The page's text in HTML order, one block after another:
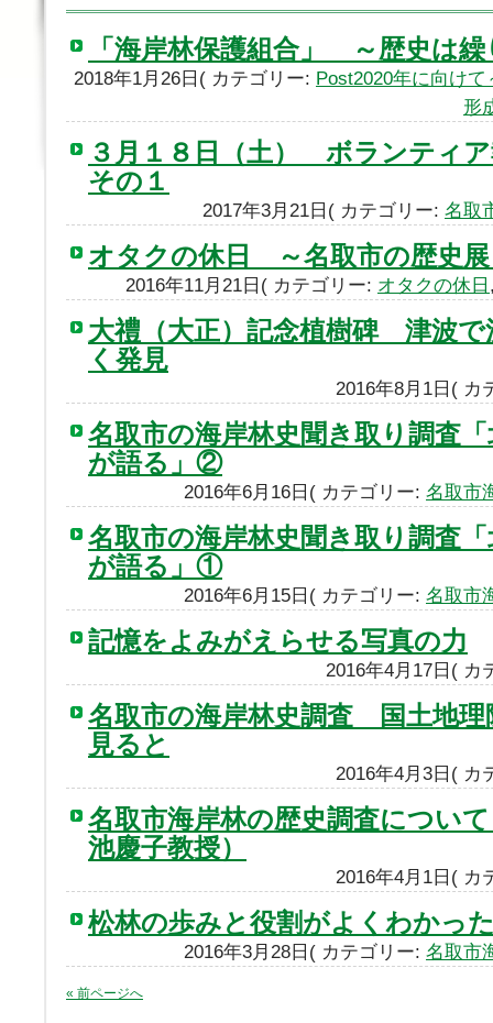
「海岸林保護組合」 ～歴史は
2018年1月26日( カテゴリー: Post2020年に向け
形
３月１８日（土） ボランテ
その１
2017年3月21日( カテゴリー: 名取
オタクの休日 ～名取市の歴史展
2016年11月21日( カテゴリー: オタクの休日
大禮（大正）記念植樹碑 津波
く発見
2016年8月1日( カ
名取市の海岸林史聞き取り調査
が語る」②
2016年6月16日( カテゴリー: 名取市
名取市の海岸林史聞き取り調査
が語る」①
2016年6月15日( カテゴリー: 名取市
記憶をよみがえらせる写真の力
2016年4月17日( カ
名取市の海岸林史調査 国土地理
見ると
2016年4月3日( カ
名取市海岸林の歴史調査につい
池慶子教授）
2016年4月1日( カ
松林の歩みと役割がよくわかっ
2016年3月28日( カテゴリー: 名取市
« 前ページへ